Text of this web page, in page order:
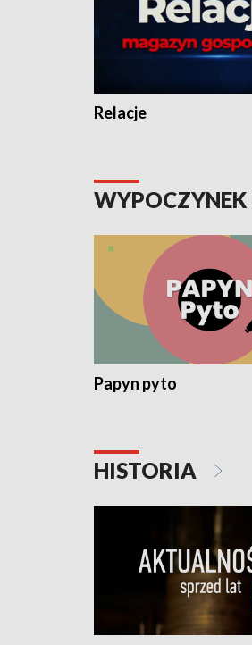
Relacje
WYPOCZYNEK
Papyn pyto
HISTORIA